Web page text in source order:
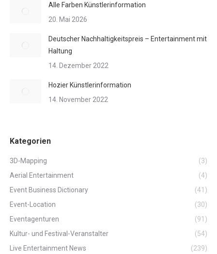
Alle Farben Künstlerinformation
20. Mai 2026
Deutscher Nachhaltigkeitspreis – Entertainment mit
Haltung
14. Dezember 2022
Hozier Künstlerinformation
14. November 2022
Kategorien
3D-Mapping
(3)
Aerial Entertainment
(4)
Event Business Dictionary
(41)
Event-Location
(30)
Eventagenturen
(91)
Kultur- und Festival-Veranstalter
(54)
Live Entertainment News
(239)